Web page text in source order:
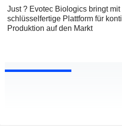
Just ? Evotec Biologics bringt
schlüsselfertige Plattform für
Produktion auf den Markt